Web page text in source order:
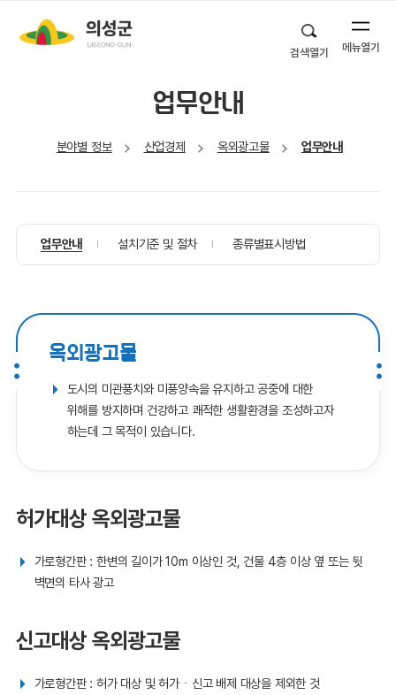
검색열기 메뉴열기
업무안내
분야별 정보 산업경제 옥외광고물 업무안내
업무안내 설치기준 및 절차 종류별표시방법
옥외광고물
도시의 미관풍치와 미풍양속을 유지하고 공중에 대한
위해를 방지하며 건강하고 쾌적한 생활환경을 조성하고자
하는데 그 목적이 있습니다.
허가대상 옥외광고물
가로형간판 : 한변의 길이가 10m 이상인 것, 건물 4층 이상 옆 또는 뒷
벽면의 타사 광고
신고대상 옥외광고물
가로형간판 : 허가 대상 및 허가ㆍ신고 배제 대상을 제외한 것